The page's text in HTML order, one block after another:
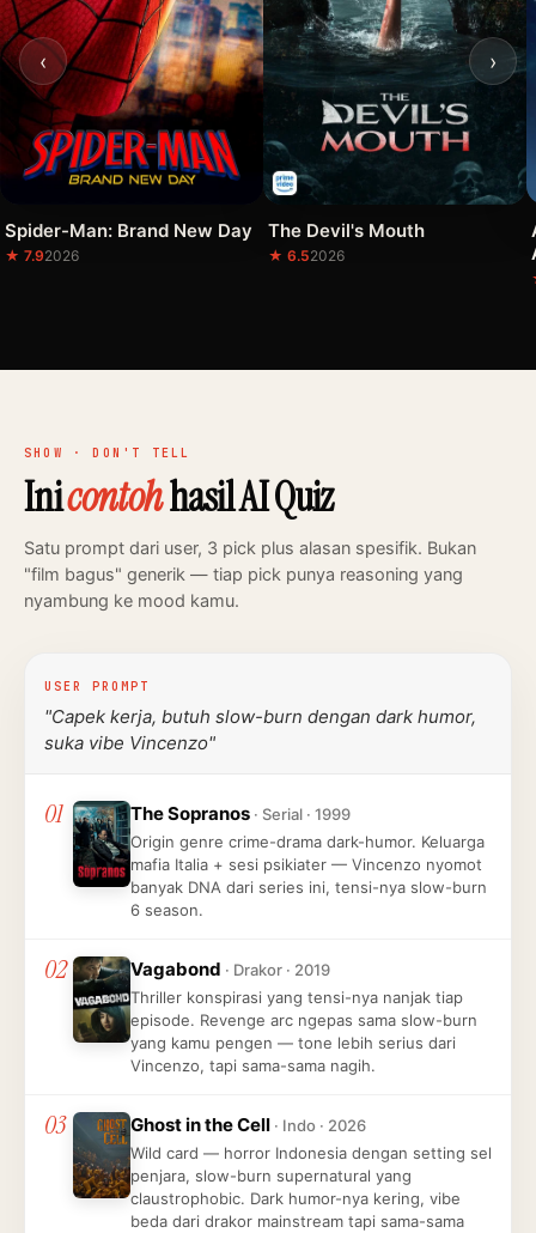
‹
Spider-Man: Brand New Day
★ 7.92026
The Devil's Mouth
★ 6.52026
›
SHOW · DON'T TELL
Inicontohhasil AI Quiz
Satu prompt dari user, 3 pick plus alasan spesifik. Bukan
"film bagus" generik — tiap pick punya reasoning yang
nyambung ke mood kamu.
USER PROMPT
"Capek kerja, butuh slow-burn dengan dark humor,
suka vibe Vincenzo"
01 The Sopranos · Serial · 1999
Origin genre crime-drama dark-humor. Keluarga
mafia Italia + sesi psikiater — Vincenzo nyomot
banyak DNA dari series ini, tensi-nya slow-burn
6 season.
02 Vagabond · Drakor · 2019
Thriller konspirasi yang tensi-nya nanjak tiap
episode. Revenge arc ngepas sama slow-burn
yang kamu pengen — tone lebih serius dari
Vincenzo, tapi sama-sama nagih.
03 Ghost in the Cell · Indo · 2026
Wild card — horror Indonesia dengan setting sel
penjara, slow-burn supernatural yang
claustrophobic. Dark humor-nya kering, vibe
beda dari drakor mainstream tapi sama-sama